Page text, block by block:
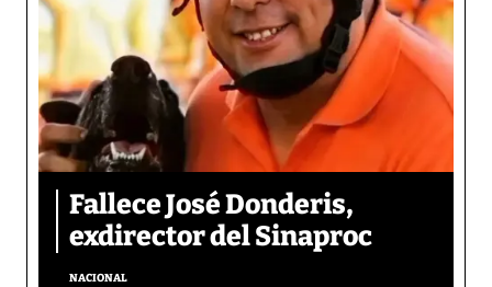
Fallece José Donderis,
exdirector del Sinaproc
NACIONAL